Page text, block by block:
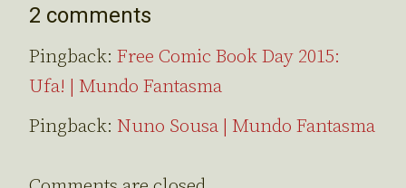
2 comments
Pingback: Free Comic Book Day 2015:
Ufa! | Mundo Fantasma
Pingback: Nuno Sousa | Mundo Fantasma